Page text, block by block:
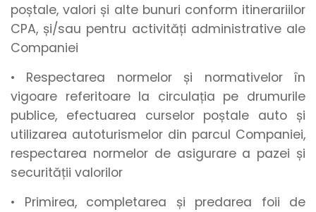
poștale, valori și alte bunuri conform itinerariilor
CPA, și/sau pentru activități administrative ale
Companiei
• Respectarea normelor și normativelor în
vigoare referitoare la circulația pe drumurile
publice, efectuarea curselor poștale auto și
utilizarea autoturismelor din parcul Companiei,
respectarea normelor de asigurare a pazei și
securității valorilor
• Primirea, completarea și predarea foii de